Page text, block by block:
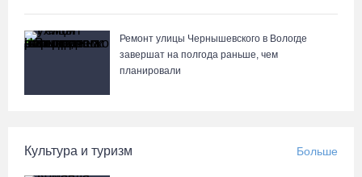
Ремонт улицы Чернышевского в Вологде
завершат на полгода раньше, чем
планировали
Культура и туризм Больше